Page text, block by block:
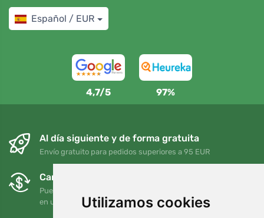
Utilizamos cookies
Español / EUR
4,7/5 97%
Al día siguiente y de forma gratuita
Envío gratuito para pedidos superiores a 95 EUR
Cambios y devoluciones gratuitos
Puede devolver o cambiar su pedido en cualquier momento
en un plazo de 90 días